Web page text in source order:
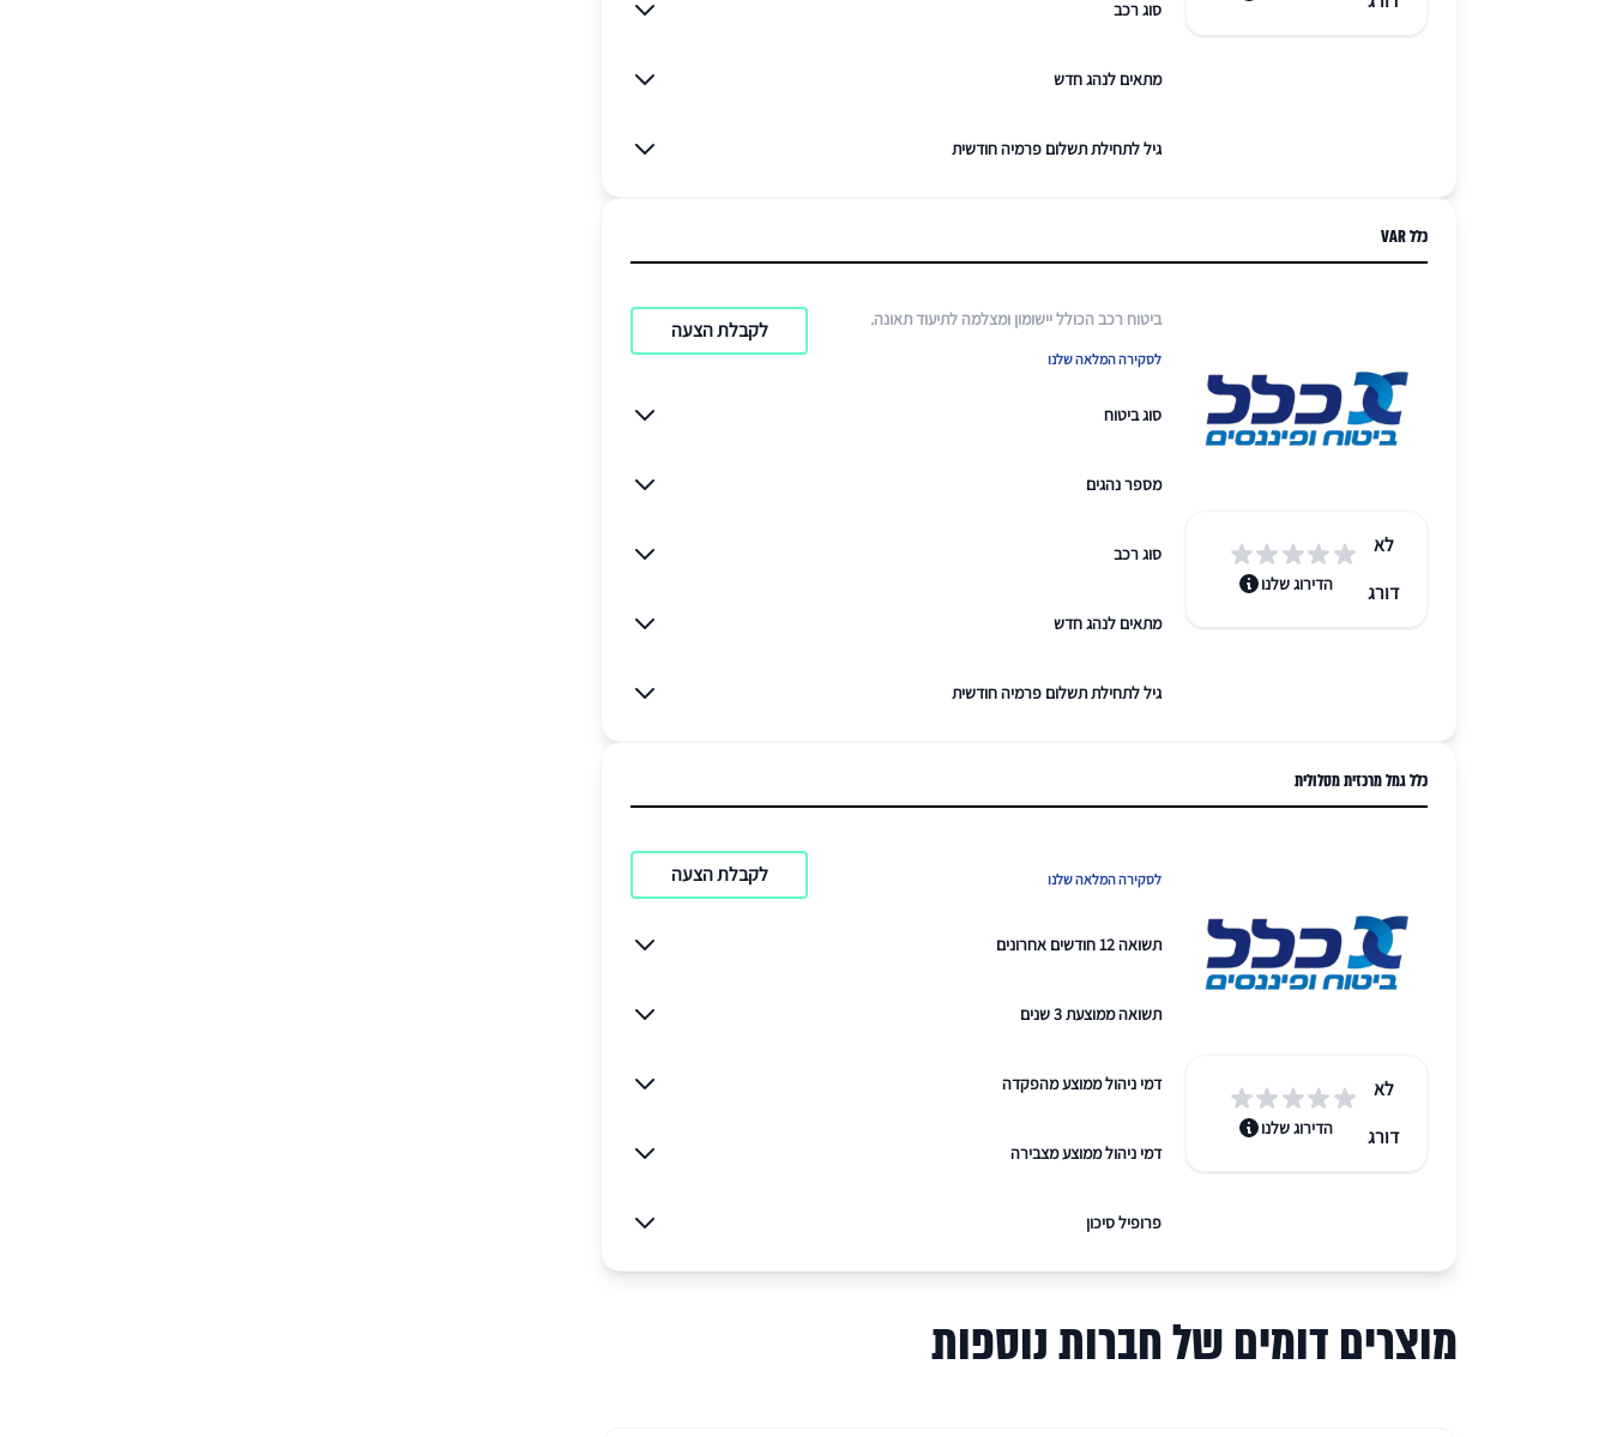
סוג רכב
מתאים לנהג חדש
גיל לתחילת תשלום פרמיה חודשית
כלל VAR
לא
דורג
הדירוג שלנו
ביטוח רכב הכולל יישומון ומצלמה לתיעוד תאונה.
לסקירה המלאה שלנו
לקבלת הצעה
סוג ביטוח
מספר נהגים
סוג רכב
מתאים לנהג חדש
גיל לתחילת תשלום פרמיה חודשית
כלל גמל מרכזית מסלולית
לא
דורג
הדירוג שלנו
לסקירה המלאה שלנו לקבלת הצעה
תשואה 12 חודשים אחרונים
תשואה ממוצעת 3 שנים
דמי ניהול ממוצע מהפקדה
דמי ניהול ממוצע מצבירה
פרופיל סיכון
מוצרים דומים של חברות נוספות